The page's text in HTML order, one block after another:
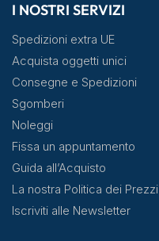
I NOSTRI SERVIZI
Spedizioni extra UE
Acquista oggetti unici
Consegne e Spedizioni
Sgomberi
Noleggi
Fissa un appuntamento
Guida all’Acquisto
La nostra Politica dei Prezzi
Iscriviti alle Newsletter